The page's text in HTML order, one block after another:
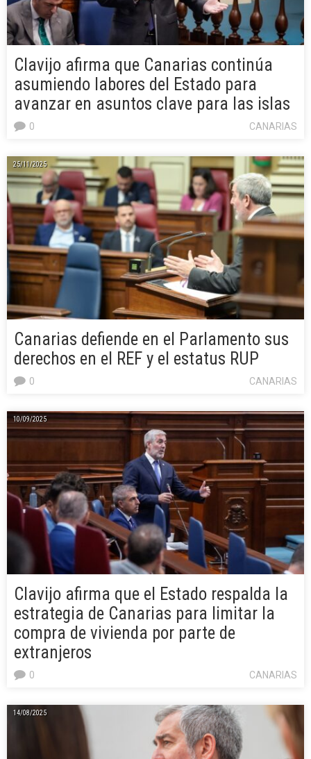
Clavijo afirma que Canarias continúa
asumiendo labores del Estado para
avanzar en asuntos clave para las islas
CANARIAS
0
25/11/2025
Canarias defiende en el Parlamento sus
derechos en el REF y el estatus RUP
CANARIAS
0
10/09/2025
Clavijo afirma que el Estado respalda la
estrategia de Canarias para limitar la
compra de vivienda por parte de
extranjeros
CANARIAS
0
14/08/2025